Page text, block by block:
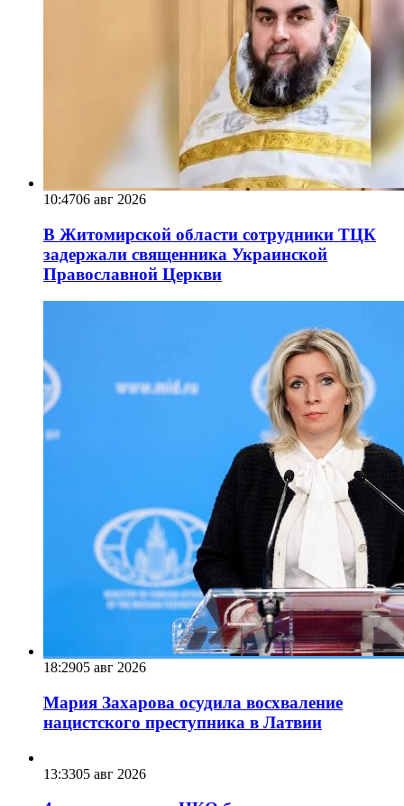
10:4706 авг 2026
В Житомирской области сотрудники ТЦК
задержали священника Украинской
Православной Церкви
18:2905 авг 2026
Мария Захарова осудила восхваление
нацистского преступника в Латвии
13:3305 авг 2026